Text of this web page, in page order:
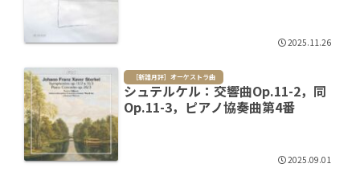
2025.11.26
［新譜月評］オーケストラ曲
シュテルケル：交響曲Op.11-2，同
Op.11-3，ピアノ協奏曲第4番
2025.09.01